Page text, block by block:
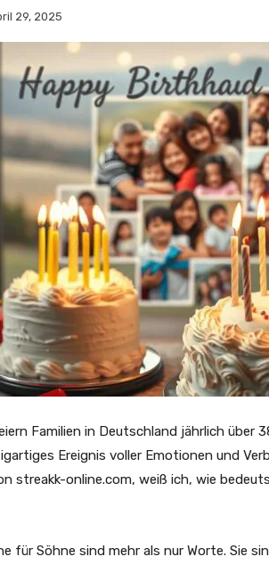
29, 2025
Familien in Deutschland jährlich über
Ereignis voller Emotionen und
streakk-online.com, weiß ich, wie
für Söhne sind mehr als nur Worte. Sie